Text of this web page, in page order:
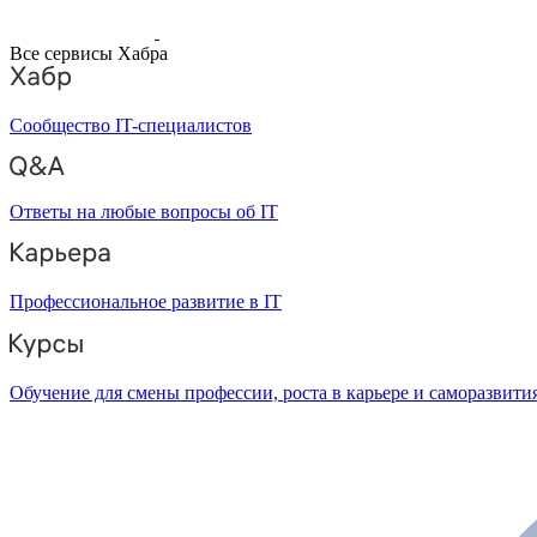
Все сервисы Хабра
Сообщество IT-специалистов
Ответы на любые вопросы об IT
Профессиональное развитие в IT
Обучение для смены профессии, роста в карьере и